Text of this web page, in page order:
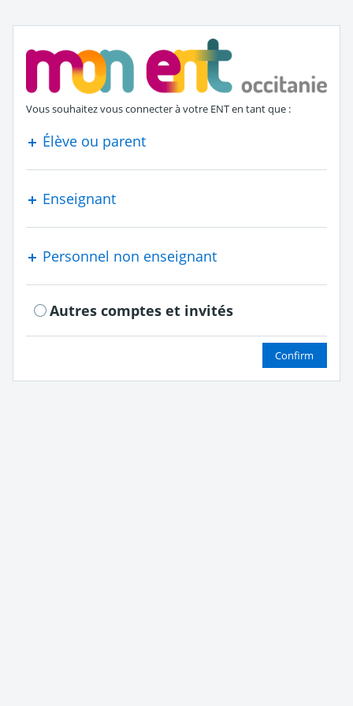
S'authentifier en tant que
Vous souhaitez vous connecter à votre ENT en tant que :
Élève ou parent
Enseignant
Personnel non enseignant
Autres comptes et invités